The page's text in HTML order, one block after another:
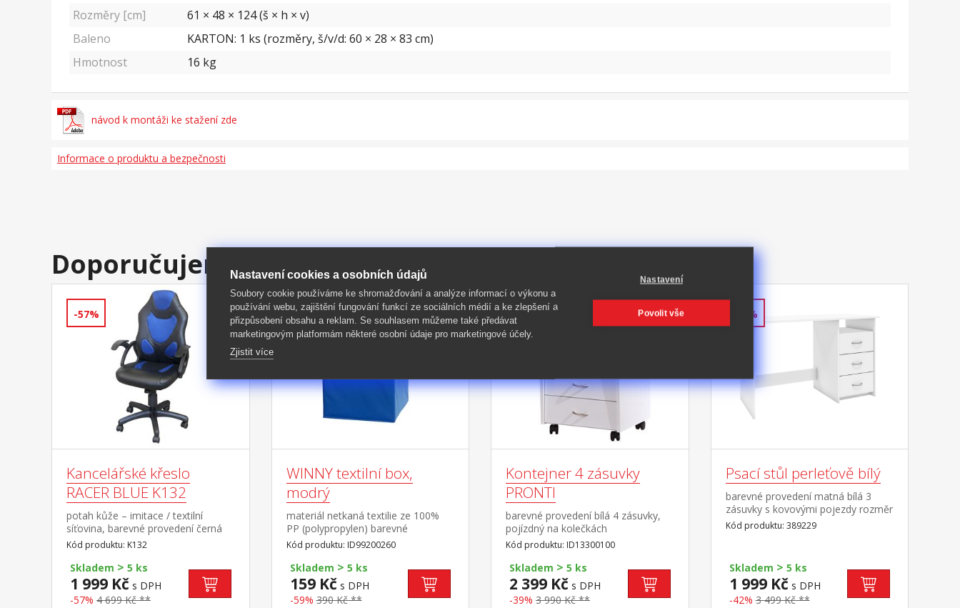
Rozměry [cm]
61 × 48 × 124 (š × h × v)
Baleno
KARTON: 1 ks (rozměry, š/v/d: 60 × 28 × 83 cm)
Hmotnost
16 kg
návod k montáži ke stažení zde
Informace o produktu a bezpečnosti
Doporučujeme
-57%
Kancelářské křeslo
RACER BLUE K132
potah kůže – imitace / textilní
síťovina, barevné provedení černá
/ modrá výškově nastavitelné,
houpací mechanismus, výška sedu
43-52 cm
Kód produktu: K132
Skladem > 5 ks
1 999 Kč s DPH
-57% 4 699 Kč **
-59%
WINNY textilní box,
modrý
materiál netkaná textilie ze 100%
PP (polypropylen) barevné
provedení modrá
Kód produktu: ID99200260
Skladem > 5 ks
159 Kč s DPH
-59% 390 Kč **
-39%
Kontejner 4 zásuvky
PRONTI
barevné provedení bílá 4 zásuvky,
pojízdný na kolečkách
Kód produktu: ID13300100
Skladem > 5 ks
2 399 Kč s DPH
-39% 3 990 Kč **
-42%
Psací stůl perleťově bílý
barevné provedení matná bílá 3
zásuvky s kovovými pojezdy rozměr
zásuvky (š/h/v) 37 × 31 × 10 cm nika
o rozměru (š/h/v) 40 × 36 × 13
levou stranu maximální nosnost
horní desky 30 kg
Kód produktu: 389229
Skladem > 5 ks
1 999 Kč s DPH
-42% 3 499 Kč **
Nastavení cookies a osobních údajů
Soubory cookie používáme ke shromažďování a analýze informací o výkonu a
používání webu, zajištění fungování funkcí ze sociálních médií a ke zlepšení a
přizpůsobení obsahu a reklam. Se souhlasem můžeme také předávat
marketingovým platformám některé osobní údaje pro marketingové účely.
Zjistit více
Nastavení
Povolit vše